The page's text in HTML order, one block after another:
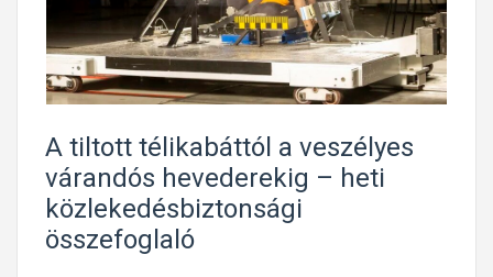
k
e
d
s
b
z
A tiltott télikabáttól a veszélyes
várandós hevederekig – heti
közlekedésbiztonsági
összefoglaló